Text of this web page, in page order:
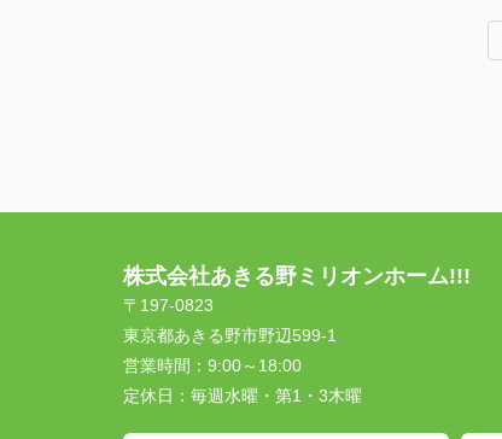
株式会社あきる野ミリオンホーム!!!
〒197-0823
東京都あきる野市野辺599-1
営業時間： 9:00～18:00
定休日： 毎週水曜・第1・3木曜